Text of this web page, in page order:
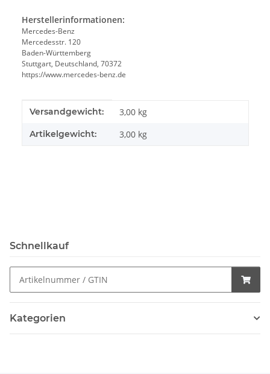
Herstellerinformationen:
Mercedes-Benz
Mercedesstr. 120
Baden-Württemberg
Stuttgart, Deutschland, 70372
https://www.mercedes-benz.de
Produkteigenschaft
Wert
Versandgewicht: 3,00 kg
Artikelgewicht: 3,00 kg
Schnellkauf
Kategorien